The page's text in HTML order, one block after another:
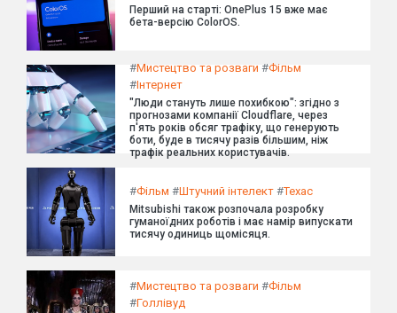
Перший на старті: OnePlus 15 вже має
бета-версію ColorOS.
#Мистецтво та розваги #Фільм
#Інтернет
"Люди стануть лише похибкою": згідно з
прогнозами компанії Cloudflare, через
п'ять років обсяг трафіку, що генерують
боти, буде в тисячу разів більшим, ніж
трафік реальних користувачів.
#Фільм #Штучний інтелект #Техас
Mitsubishi також розпочала розробку
гуманоїдних роботів і має намір випускати
тисячу одиниць щомісяця.
#Мистецтво та розваги #Фільм
#Голлівуд